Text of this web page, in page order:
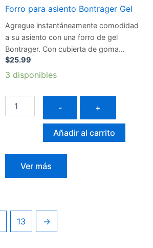
Forro para asiento Bontrager Gel
Agregue instantáneamente comodidad
a su asiento con una forro de gel
Bontrager. Con cubierta de goma…
$25.99
3 disponibles
Bontrager
cantidad
- +
Añadir al carrito
Ver más
13 →